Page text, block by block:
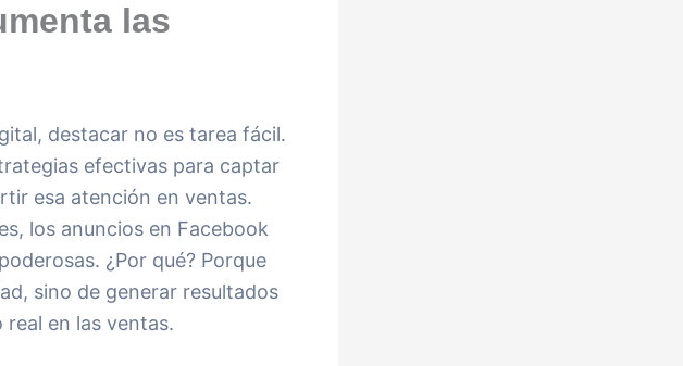
las
destacar no es tarea fácil.
efectivas para captar
esa atención en ventas.
los anuncios en Facebook
¿Por qué? Porque
sino de generar resultados
en las ventas.